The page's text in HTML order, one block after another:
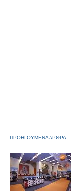
ΠΡΟΗΓΟΥΜΕΝΑ ΑΡΘΡΑ